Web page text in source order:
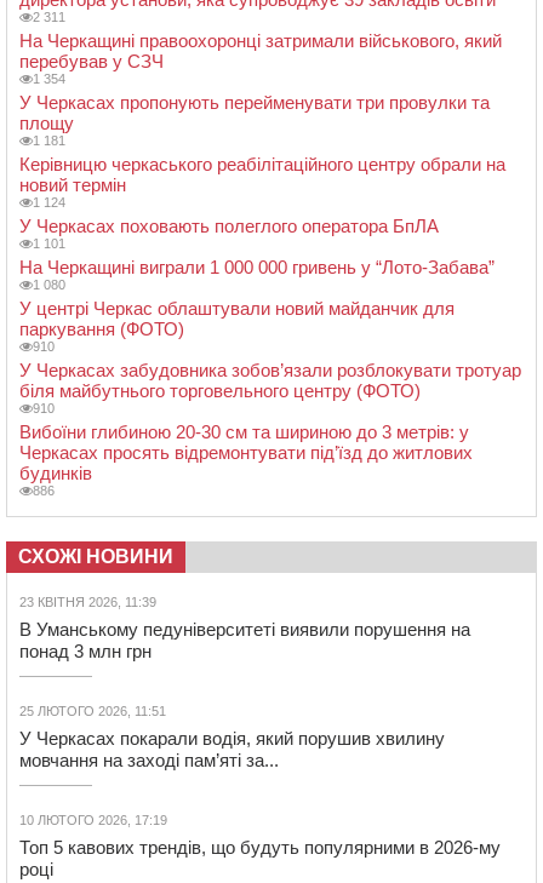
2 311
На Черкащині правоохоронці затримали військового, який
перебував у СЗЧ
1 354
У Черкасах пропонують перейменувати три провулки та
площу
1 181
Керівницю черкаського реабілітаційного центру обрали на
новий термін
1 124
У Черкасах поховають полеглого оператора БпЛА
1 101
На Черкащині виграли 1 000 000 гривень у “Лото-Забава”
1 080
У центрі Черкас облаштували новий майданчик для
паркування (ФОТО)
910
У Черкасах забудовника зобов’язали розблокувати тротуар
біля майбутнього торговельного центру (ФОТО)
910
Вибоїни глибиною 20-30 см та шириною до 3 метрів: у
Черкасах просять відремонтувати під’їзд до житлових
будинків
886
СХОЖІ НОВИНИ
23 КВІТНЯ 2026, 11:39
В Уманському педуніверситеті виявили порушення на
понад 3 млн грн
25 ЛЮТОГО 2026, 11:51
У Черкасах покарали водія, який порушив хвилину
мовчання на заході пам’яті за...
10 ЛЮТОГО 2026, 17:19
Топ 5 кавових трендів, що будуть популярними в 2026-му
році